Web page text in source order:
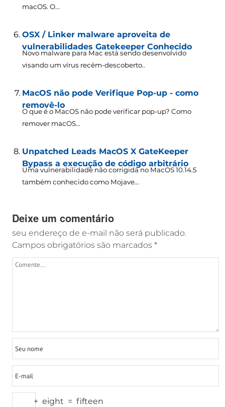
macOS. O...
OSX / Linker malware aproveita de
vulnerabilidades Gatekeeper Conhecido
Novo malware para Mac está sendo desenvolvido
visando um vírus recém-descoberto..
MacOS não pode Verifique Pop-up - como
removê-lo
O que é o MacOS não pode verificar pop-up? Como
remover macOS...
Unpatched Leads MacOS X GateKeeper
Bypass a execução de código arbitrário
Uma vulnerabilidade não corrigida no MacOS 10.14.5
também conhecido como Mojave...
Deixe um comentário
seu endereço de e-mail não será publicado.
Campos obrigatórios são marcados *
+ eight = fifteen